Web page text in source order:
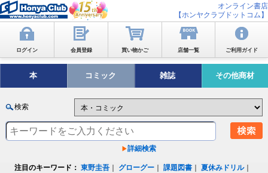
オンライン書店
【ホンヤクラブドットコム】
ログイン 会員登録 買い物かご 店舗一覧 ご利用ガイド
本 コミック 雑誌 その他商材
検索
詳細検索
注目のキーワード： 東野圭吾 グローグー ｜課題図書 ｜夏休みドリル｜